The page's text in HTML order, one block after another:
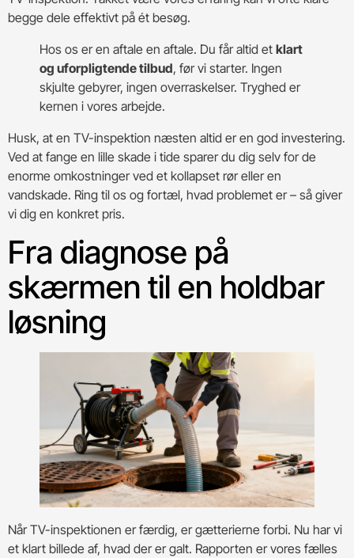
begge dele effektivt på ét besøg.
Hos os er en aftale en aftale. Du får altid et klart
og uforpligtende tilbud, før vi starter. Ingen
skjulte gebyrer, ingen overraskelser. Tryghed er
kernen i vores arbejde.
Husk, at en TV-inspektion næsten altid er en god investering.
Ved at fange en lille skade i tide sparer du dig selv for de
enorme omkostninger ved et kollapset rør eller en
vandskade. Ring til os og fortæl, hvad problemet er – så giver
vi dig en konkret pris.
Fra diagnose på
skærmen til en holdbar
løsning
Når TV-inspektionen er færdig, er gætterierne forbi. Nu har vi
et klart billede af, hvad der er galt. Rapporten er vores fælles